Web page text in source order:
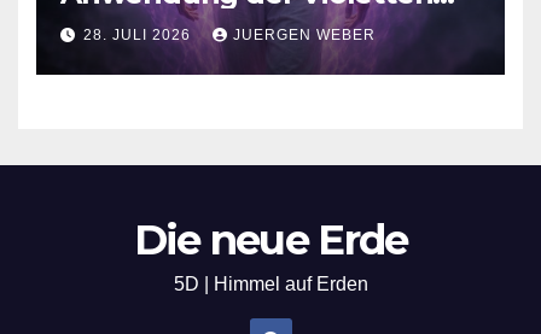
Flamme
28. JULI 2026 JUERGEN WEBER
Die neue Erde
5D | Himmel auf Erden